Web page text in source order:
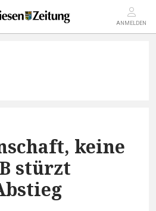
ANMELDEN
keine
stürzt